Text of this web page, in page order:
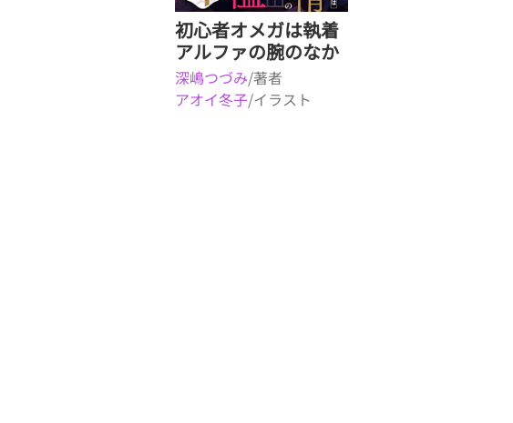
初心者オメガは執着
アルファの腕のなか
深嶋つづみ/著者
アオイ冬子/イラスト